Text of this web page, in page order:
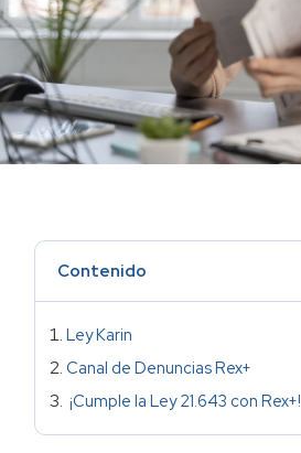
Contenido
Ley Karin
Canal de Denuncias Rex+
¡Cumple la Ley 21.643 con Rex+!